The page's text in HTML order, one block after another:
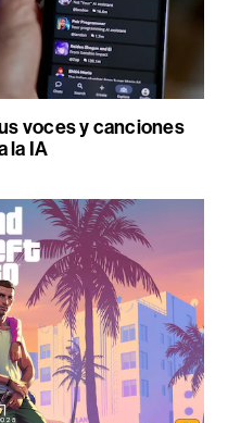
voces y canciones
la IA